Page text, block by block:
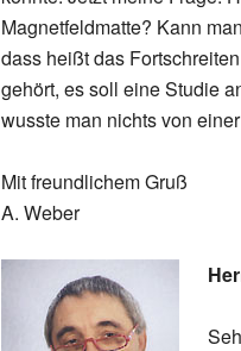
Magnetfeldmatte? Kann
dass heißt das
gehört, es soll eine Studie
wusste man nichts von
Mit freundlichem Gruß
A. Weber